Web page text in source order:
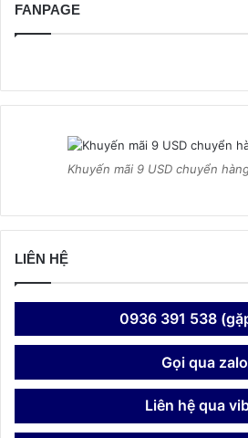
FANPAGE
Khuyến mãi 9 USD chuyển
LIÊN HỆ
0936 391 538
Gọi qua zalo
Liên hệ qua